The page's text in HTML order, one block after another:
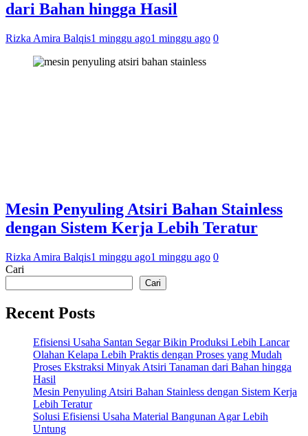
dari Bahan hingga Hasil
Rizka Amira Balqis1 minggu ago1 minggu ago 0
Mesin Penyuling Atsiri Bahan Stainless
dengan Sistem Kerja Lebih Teratur
Rizka Amira Balqis1 minggu ago1 minggu ago 0
Cari
Cari
Recent Posts
Efisiensi Usaha Santan Segar Bikin Produksi Lebih Lancar
Olahan Kelapa Lebih Praktis dengan Proses yang Mudah
Proses Ekstraksi Minyak Atsiri Tanaman dari Bahan hingga
Hasil
Mesin Penyuling Atsiri Bahan Stainless dengan Sistem Kerja
Lebih Teratur
Solusi Efisiensi Usaha Material Bangunan Agar Lebih
Untung